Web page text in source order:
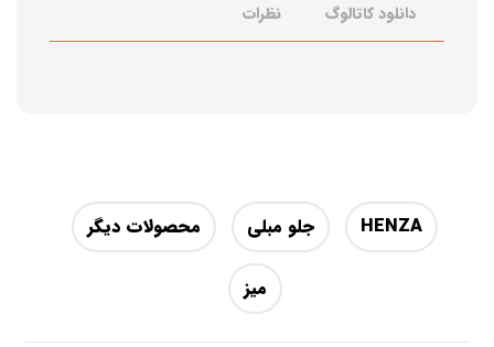
دانلود کاتالوگ نظرات
HENZA جلو مبلی محصولات دیگر
میز